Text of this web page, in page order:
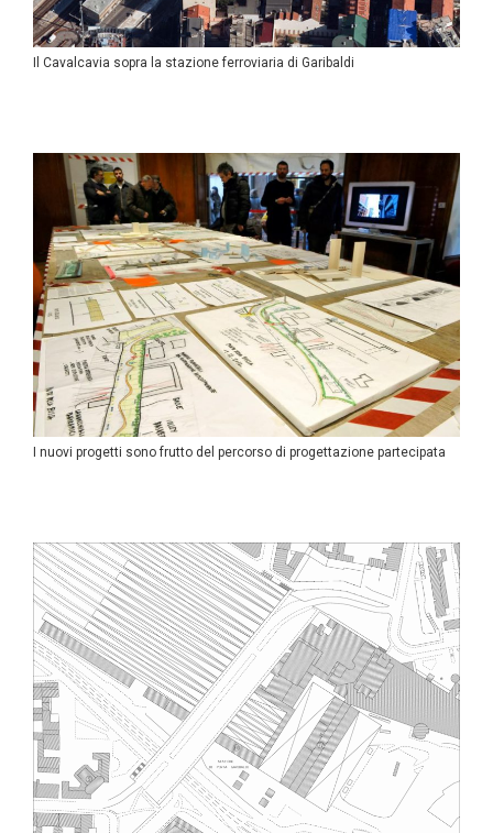
Il Cavalcavia sopra la stazione ferroviaria di Garibaldi
I nuovi progetti sono frutto del percorso di progettazione partecipata